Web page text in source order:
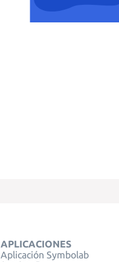
APLICACIONES
Aplicación Symbolab